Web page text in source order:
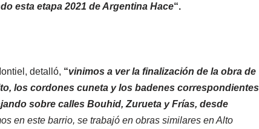
esta etapa 2021 de Argentina Hace“.
detalló, “vinimos a ver la finalización de la obra de
los cordones cuneta y los badenes correspondientes
sobre calles Bouhid, Zurueta y Frías, desde
en este barrio, se trabajó en obras similares en Alto